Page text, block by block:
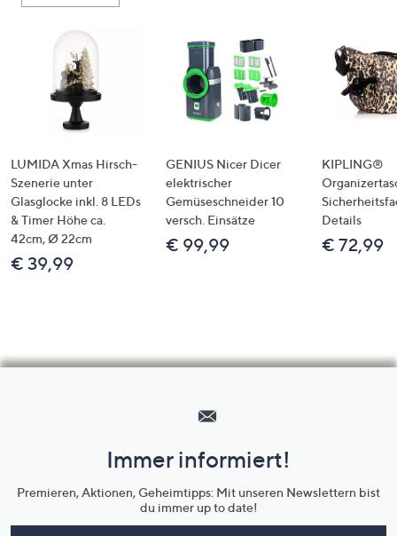
LUMIDA Xmas Hirsch-
Szenerie unter
Glasglocke inkl. 8 LEDs
& Timer Höhe ca.
42cm, Ø 22cm
€ 39,99
GENIUS Nicer Dicer
elektrischer
Gemüseschneider 10
versch. Einsätze
€ 99,99
KIPLING®
Details
€ 72,99
Unternehmensinformationen
Immer informiert!
Premieren, Aktionen, Geheimtipps: Mit unseren Newslettern bist
du immer up to date!